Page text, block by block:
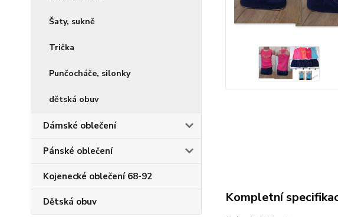
Šaty, sukně
Trička
Punčocháče, silonky
dětská obuv
Dámské oblečení
Pánské oblečení
Kojenecké oblečení 68-92
Dětská obuv Kompletní